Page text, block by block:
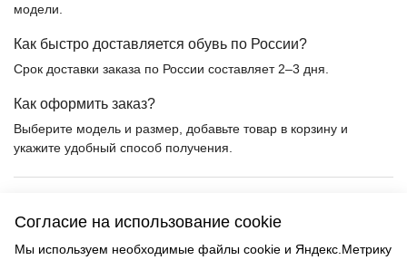
модели.
Как быстро доставляется обувь по России?
Срок доставки заказа по России составляет 2–3 дня.
Как оформить заказ?
Выберите модель и размер, добавьте товар в корзину и
укажите удобный способ получения.
Актуальные размеры Доставка по России за 2–3 дня
Согласие на использование cookie
Мы используем необходимые файлы cookie и Яндекс.Метрику